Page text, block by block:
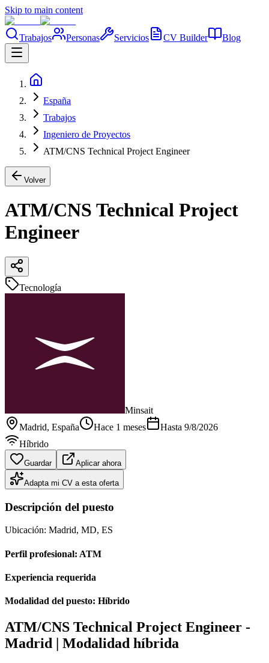
Skip to main content
Trabajos Personas Servicios CV Builder Blog
España
Trabajos
Ingeniero de Proyectos
ATM/CNS Technical Project Engineer
Volver
ATM/CNS Technical Project
Engineer
Tecnología
Minsait
Madrid, España Hace 1 meses Hasta 9/8/2026
Híbrido
Guardar Aplicar ahora
Adapta mi CV a esta oferta
Descripción del puesto
Ubicación: Madrid, MD, ES
Perfil profesional: ATM
Experiencia requerida
Modalidad del puesto: Híbrido
ATM/CNS Technical Project Engineer -
Madrid | Modalidad híbrida